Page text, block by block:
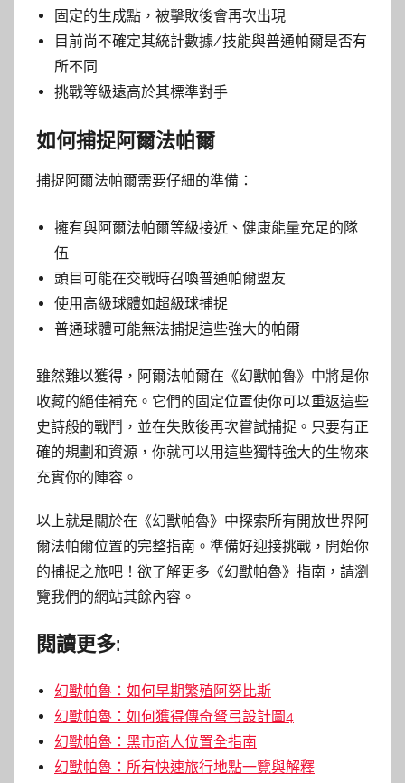
固定的生成點，被擊敗後會再次出現
目前尚不確定其統計數據/技能與普通帕爾是否有
所不同
挑戰等級遠高於其標準對手
如何捕捉阿爾法帕爾
捕捉阿爾法帕爾需要仔細的準備：
擁有與阿爾法帕爾等級接近、健康能量充足的隊
伍
頭目可能在交戰時召喚普通帕爾盟友
使用高級球體如超級球捕捉
普通球體可能無法捕捉這些強大的帕爾
雖然難以獲得，阿爾法帕爾在《幻獸帕魯》中將是你
收藏的絕佳補充。它們的固定位置使你可以重返這些
史詩般的戰鬥，並在失敗後再次嘗試捕捉。只要有正
確的規劃和資源，你就可以用這些獨特強大的生物來
充實你的陣容。
以上就是關於在《幻獸帕魯》中探索所有開放世界阿
爾法帕爾位置的完整指南。準備好迎接挑戰，開始你
的捕捉之旅吧！欲了解更多《幻獸帕魯》指南，請瀏
覽我們的網站其餘內容。
閱讀更多:
幻獸帕魯：如何早期繁殖阿努比斯
幻獸帕魯：如何獲得傳奇弩弓設計圖4
幻獸帕魯：黑市商人位置全指南
幻獸帕魯：所有快速旅行地點一覽與解釋